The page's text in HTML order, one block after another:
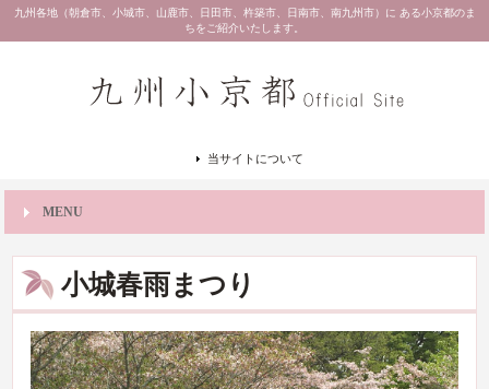
九州各地（朝倉市、小城市、山鹿市、日田市、杵築市、日南市、南九州市）に ある小京都のま
ちをご紹介いたします。
当サイトについて
MENU
小城春雨まつり